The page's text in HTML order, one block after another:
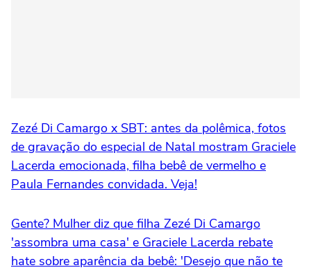
Zezé Di Camargo x SBT: antes da polêmica, fotos
de gravação do especial de Natal mostram Graciele
Lacerda emocionada, filha bebê de vermelho e
Paula Fernandes convidada. Veja!
Gente? Mulher diz que filha Zezé Di Camargo
'assombra uma casa' e Graciele Lacerda rebate
hate sobre aparência da bebê: 'Desejo que não te